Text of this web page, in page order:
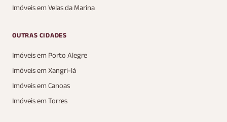
Imóveis em Velas da Marina
OUTRAS CIDADES
Imóveis em Porto Alegre
Imóveis em Xangri-lá
Imóveis em Canoas
Imóveis em Torres